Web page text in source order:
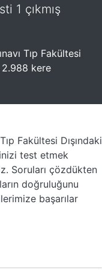
1 çıkmış
Tıp Fakültesi
2.988 kere
Fakültesi Dışındaki
test etmek
Soruları çözdükten
doğruluğunu
başarılar